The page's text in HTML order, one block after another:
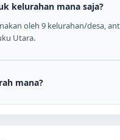
kelurahan mana saja?
oleh 9 kelurahan/desa,
Utara.
mana?